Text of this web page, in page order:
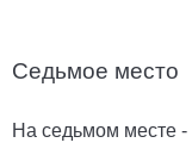
Седьмое место
На седьмом месте -